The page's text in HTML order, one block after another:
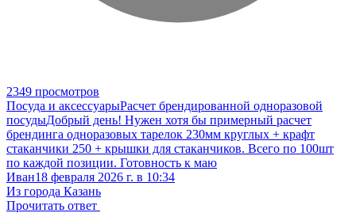
2349 просмотров
Посуда и аксессуарыРасчет брендированной одноразовой
посудыДобрый день! Нужен хотя бы примерный расчет
брендинга одноразовых тарелок 230мм круглых + крафт
стаканчики 250 + крышки для стаканчиков. Всего по 100шт
по каждой позиции. Готовность к маю
Иван18 февраля 2026 г. в 10:34
Из города Казань
Прочитать ответ